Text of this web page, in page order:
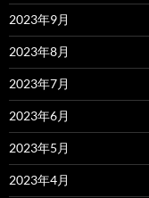
2023年9月
2023年8月
2023年7月
2023年6月
2023年5月
2023年4月